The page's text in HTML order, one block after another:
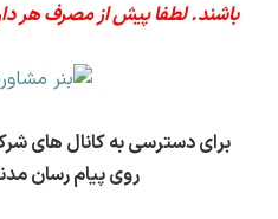
باشند. لطفا پیش از مصرف هر
برای دسترسی به کانال های
روی پیام رسان